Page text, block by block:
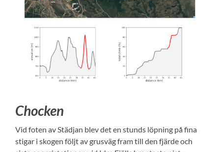
Chocken
Vid foten av Städjan blev det en stunds löpning på fina
stigar i skogen följt av grusväg fram till den fjärde och